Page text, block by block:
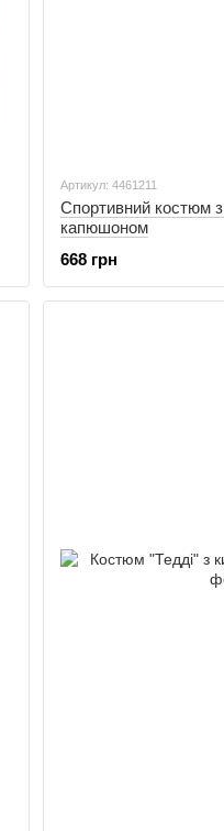
Артикул: 4461211
Спортивний костюм
капюшоном
668 грн